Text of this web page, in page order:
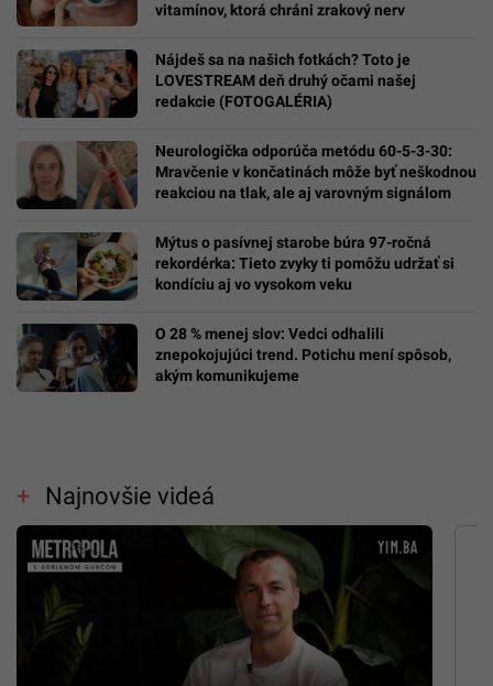
vitamínov, ktorá chráni zrakový nerv
Nájdeš sa na našich fotkách? Toto je
LOVESTREAM deň druhý očami našej
redakcie (FOTOGALÉRIA)
Neurologička odporúča metódu 60-5-3-30:
Mravčenie v končatinách môže byť neškodnou
reakciou na tlak, ale aj varovným signálom
Mýtus o pasívnej starobe búra 97-ročná
rekordérka: Tieto zvyky ti pomôžu udržať si
kondíciu aj vo vysokom veku
O 28 % menej slov: Vedci odhalili
znepokojujúci trend. Potichu mení spôsob,
akým komunikujeme
Najnovšie videá